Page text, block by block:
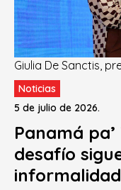
Giulia De Sanctis,
Noticias
5 de julio de 2026.
Panamá
desafío
informalidad